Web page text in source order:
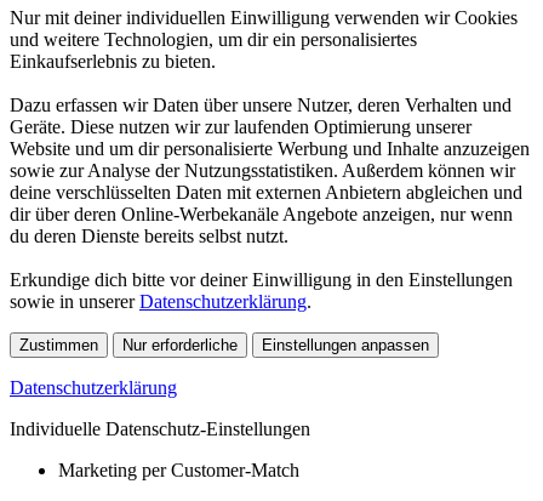
Nur mit deiner individuellen Einwilligung verwenden wir Cookies
und weitere Technologien, um dir ein personalisiertes
Einkaufserlebnis zu bieten.
Dazu erfassen wir Daten über unsere Nutzer, deren Verhalten und
Geräte. Diese nutzen wir zur laufenden Optimierung unserer
Website und um dir personalisierte Werbung und Inhalte anzuzeigen
sowie zur Analyse der Nutzungsstatistiken. Außerdem können wir
deine verschlüsselten Daten mit externen Anbietern abgleichen und
dir über deren Online-Werbekanäle Angebote anzeigen, nur wenn
du deren Dienste bereits selbst nutzt.
Erkundige dich bitte vor deiner Einwilligung in den Einstellungen
sowie in unsererDatenschutzerklärung.
Zustimmen Nur erforderliche Einstellungen anpassen
Datenschutzerklärung
Individuelle Datenschutz-Einstellungen
Marketing per Customer-Match